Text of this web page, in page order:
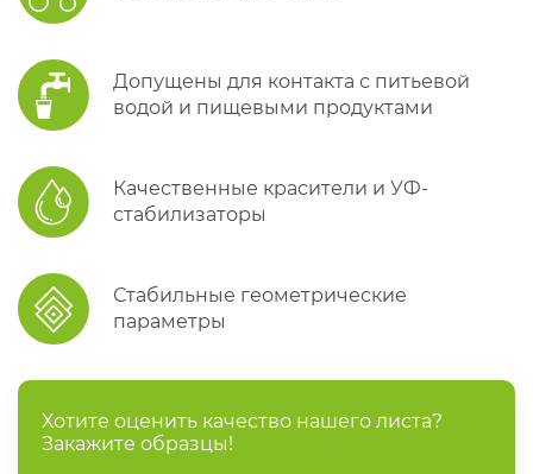
Допущены для контакта с питьевой
водой и пищевыми продуктами
Качественные красители и УФ-
стабилизаторы
Стабильные геометрические
параметры
Хотите оценить качество нашего листа?
Закажите образцы!